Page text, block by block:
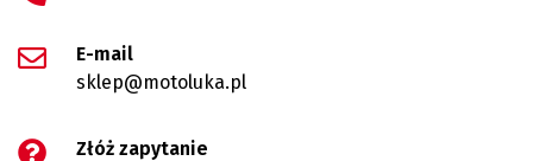
E-mail
sklep@motoluka.pl
Złóż zapytanie